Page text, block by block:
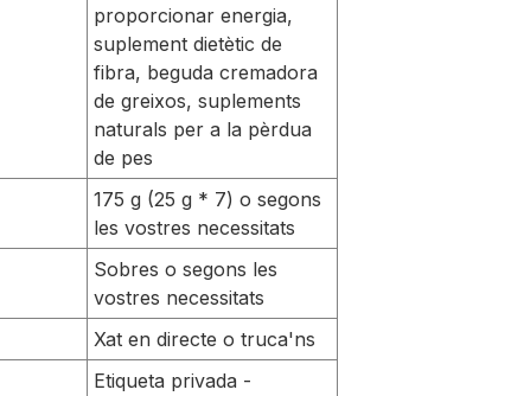
proporcionar energia,
suplement dietètic de
fibra, beguda cremadora
de greixos, suplements
naturals per a la pèrdua
de pes
175 g (25 g * 7) o segons
les vostres necessitats
Sobres o segons les
vostres necessitats
Xat en directe o truca'ns
Etiqueta privada -